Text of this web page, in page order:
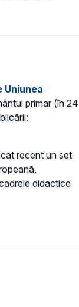
Uniunea
primar (în 24
recent un set
didactice